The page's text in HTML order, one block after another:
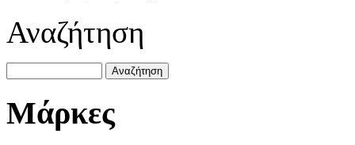
Αναζήτηση
Μάρκες